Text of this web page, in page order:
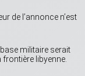
de l’annonce n’est
militaire serait
frontière libyenne.